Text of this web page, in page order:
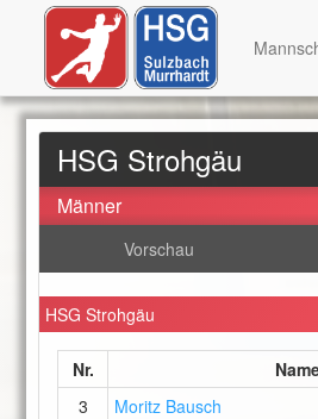
HSG Strohgäu
Männer
Vorschau
HSG Strohgäu
Nr.
3
Moritz Bausch